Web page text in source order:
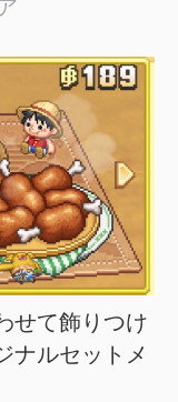
せて飾りつけ
ナルセットメ